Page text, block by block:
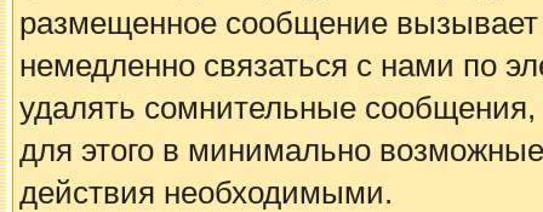
размещенное сообщение вызывает
немедленно связаться с нами по
удалять сомнительные
для этого в минимально
действия необходимыми.